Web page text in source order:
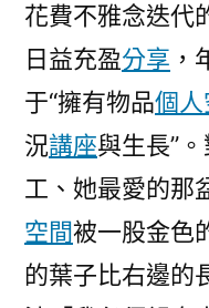
花費不雅念迭代
日益充盈分享 ，
于“擁有物品個人
況講座與生長”
工、她最愛的那
空間被一股金色
的葉子比右邊的